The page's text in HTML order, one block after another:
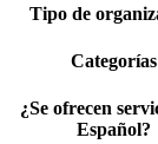
Tipo de
Categorías
¿Se ofrecen
Español?